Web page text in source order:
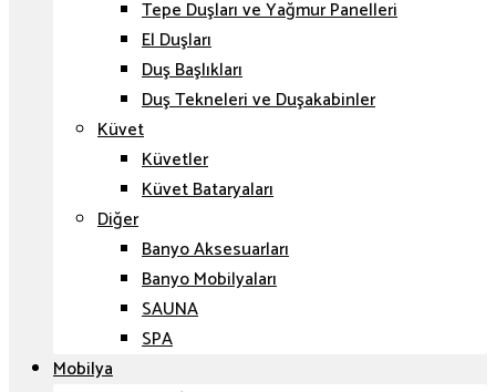
Tepe Duşları ve Yağmur Panelleri
El Duşları
Duş Başlıkları
Duş Tekneleri ve Duşakabinler
Küvet
Küvetler
Küvet Bataryaları
Diğer
Banyo Aksesuarları
Banyo Mobilyaları
SAUNA
SPA
Mobilya